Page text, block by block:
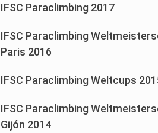
IFSC Paraclimbing 2017
IFSC Paraclimbing
Paris 2016
IFSC Paraclimbing Weltcups
IFSC Paraclimbing
Gijón 2014